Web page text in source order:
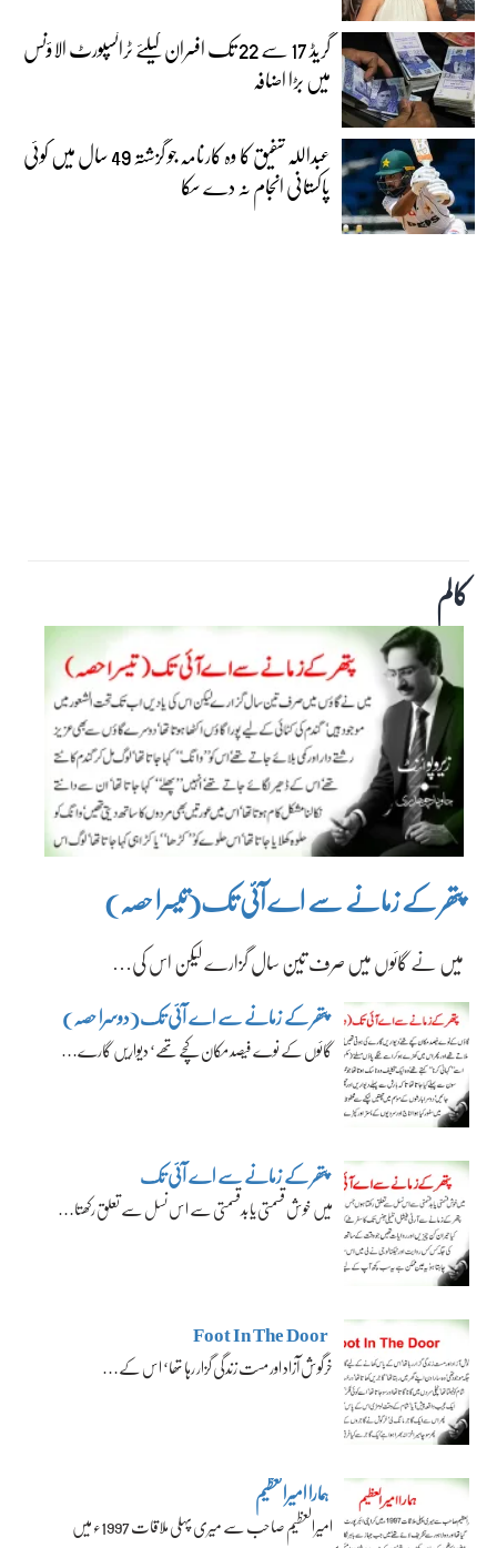
گریڈ 17 سے 22 تک افسران کیلئے ٹرانسپورٹ الاؤنس
میں بڑا اضافہ
عبداللہ شفیق کا وہ کارنامہ جو گزشتہ 49 سال میں کوئی
پاکستانی انجام نہ دے سکا
کالم
پتھر کے زمانے سے اے آئی تک(تیسرا حصہ)
میں نے گائوں میں صرف تین سال گزارے لیکن اس کی…
پتھر کے زمانے سے اے آئی تک(دوسرا حصہ)
گائوں کے نوے فیصد مکان کچے تھے‘ دیواریں گارے…
پتھر کے زمانے سے اے آئی تک
میں خوش قسمتی یا بدقسمتی سے اس نسل سے تعلق رکھتا…
Foot In The Door
خرگوش آزاد اور مست زندگی گزار رہا تھا‘ اس کے…
ہمارا امیرالعظیم
امیرالعظیم صاحب سے میری پہلی ملاقات 1997ء میں